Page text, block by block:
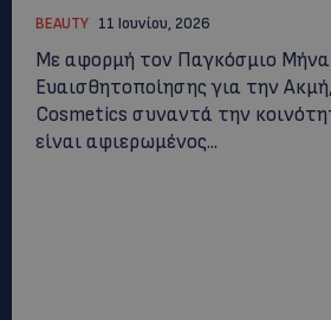
BEAUTY 11 Ιουνίου, 2026
Με αφορμή τον Παγκόσμιο Μήνα
Ευαισθητοποίησης για την
Cosmetics συναντά την
είναι αφιερωμένος...